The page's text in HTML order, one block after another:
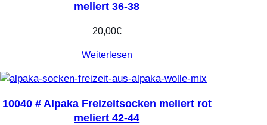
meliert 36-38
20,00€
Weiterlesen
10040 # Alpaka Freizeitsocken meliert rot
meliert 42-44